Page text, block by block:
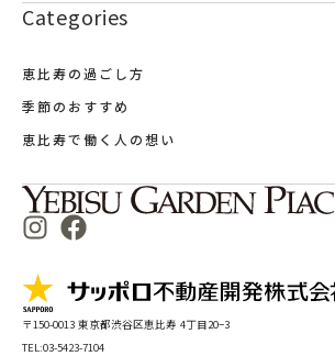
Categories
恵比寿の過ごし方
季節のおすすめ
恵比寿で働く人の想い
〒150-0013 東京都渋谷区恵比寿 4丁目20−3
TEL:03-5423-7104